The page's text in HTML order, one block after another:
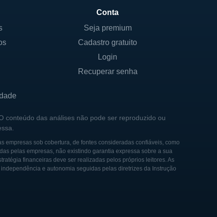
indivíduos e
mas é comum que a
no potencial dela
no setor de
em diagnósticos médicos.
de tecnologia
de doenças que sejam
pela GenMark foi
preferida em ambientes
proporcionando um
Conta
Seja premium
Cadastro gratuito
Login
Recuperar senha
conteúdo das análises não pode ser reproduzido ou
sob cobertura, de fontes consideradas confiáveis, como
pelas empresas, não existindo garantia expressa sobre a sua
financeiras deve ser realizadas pelos próprios leitores. As
e autonomia seguidas pelas diretrizes da Instrução